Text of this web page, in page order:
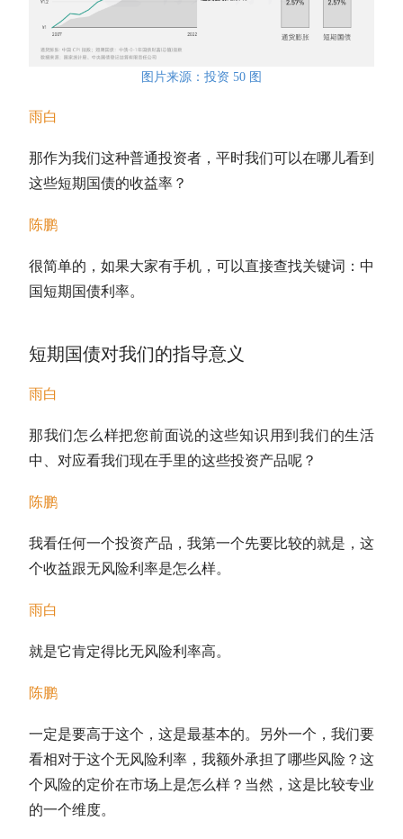
图片来源：投资 50 图
雨白
那作为我们这种普通投资者，平时我们可以在哪儿看到
这些短期国债的收益率？
陈鹏
很简单的，如果大家有手机，可以直接查找关键词：中
国短期国债利率。
短期国债对我们的指导意义
雨白
那我们怎么样把您前面说的这些知识用到我们的生活
中、对应看我们现在手里的这些投资产品呢？
陈鹏
我看任何一个投资产品，我第一个先要比较的就是，这
个收益跟无风险利率是怎么样。
雨白
就是它肯定得比无风险利率高。
陈鹏
一定是要高于这个，这是最基本的。另外一个，我们要
看相对于这个无风险利率，我额外承担了哪些风险？这
个风险的定价在市场上是怎么样？当然，这是比较专业
的一个维度。